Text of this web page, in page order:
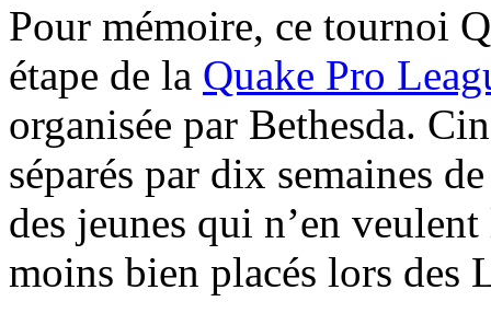
Pour mémoire, ce tournoi
étape de la Quake Pro
organisée par Bethesda.
séparés par dix semaines
des jeunes qui n’en
moins bien placés lors